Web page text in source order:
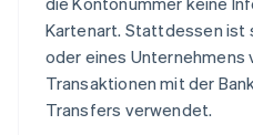
Kartenart. Stattdessen ist
oder eines
Transaktionen mit der
Transfers verwendet.